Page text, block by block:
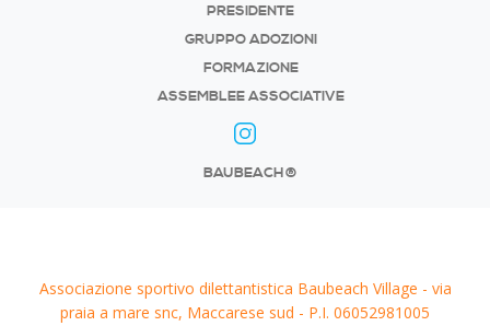
PRESIDENTE
GRUPPO ADOZIONI
FORMAZIONE
ASSEMBLEE ASSOCIATIVE
BAUBEACH®
Associazione sportivo dilettantistica Baubeach Village - via
praia a mare snc, Maccarese sud - P.I. 06052981005